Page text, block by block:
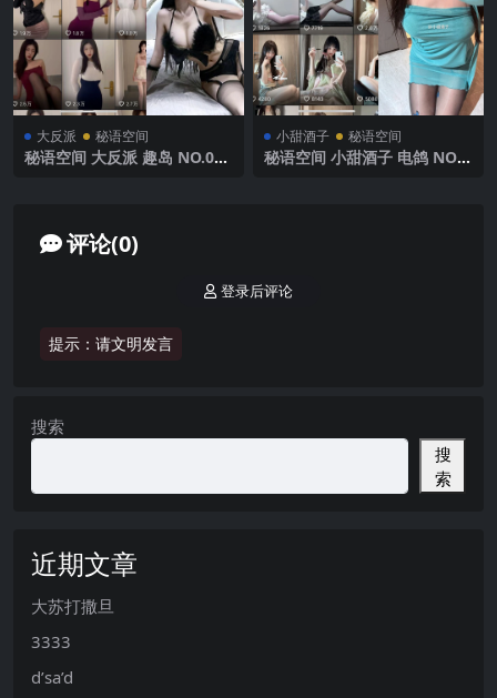
大反派 秘语空间
秘语空间 大反派 趣岛 NO.004
小甜酒子 秘语空间
秘语空间 小甜酒子 电鸽 NO.0
评论(0)
提示：请文明发言
登录后评论
搜索
搜
索
近期文章
大苏打撒旦
3333
d’sa’d